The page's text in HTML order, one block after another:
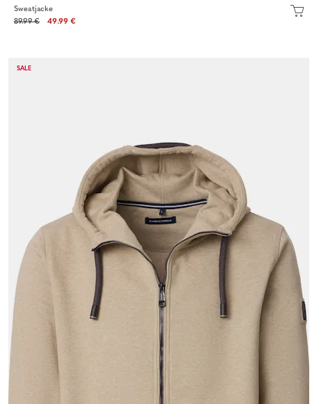
Sweatjacke
89.99 €
49.99 €
SALE